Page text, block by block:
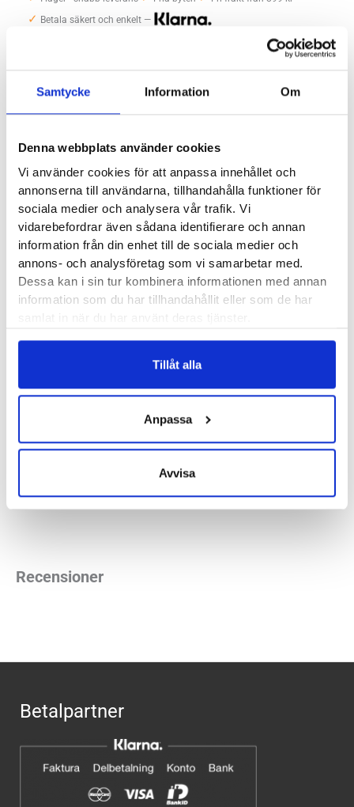
Samtycke Information Om
Denna webbplats använder cookies
Vi använder cookies för att anpassa innehållet och
annonserna till användarna, tillhandahålla funktioner för
sociala medier och analysera vår trafik. Vi
vidarebefordrar även sådana identifierare och annan
information från din enhet till de sociala medier och
annons- och analysföretag som vi samarbetar med.
Dessa kan i sin tur kombinera informationen med annan
information som du har tillhandahållit eller som de har
Tillåt alla
Anpassa
Avvisa
mängd
✓ Betala säkert och enkelt —
Artikelnr:6326 Kategorier:Löparskor dam,Breda skor dam
Saldo weblager. För aktuellt butikssaldo, kontakta din närmstabutik
Mizuno Wave Inspire 18 Wide har en bredare form. Den är ett
utmärkt val för dig med lite bredare fötter och som är i behov
av en sko med ett lättare pronationsstöd. Inspire 18 klarar
utan besvär en rad olika distanser, allt från kortare intervaller
till långpass i lite lugnare tempo. Årets modell har fått en ny
Vikt:250 g
Häl 36 mm – Framfot 24 mm
Häl-tå dropp:12mm
Recensioner
Betalpartner